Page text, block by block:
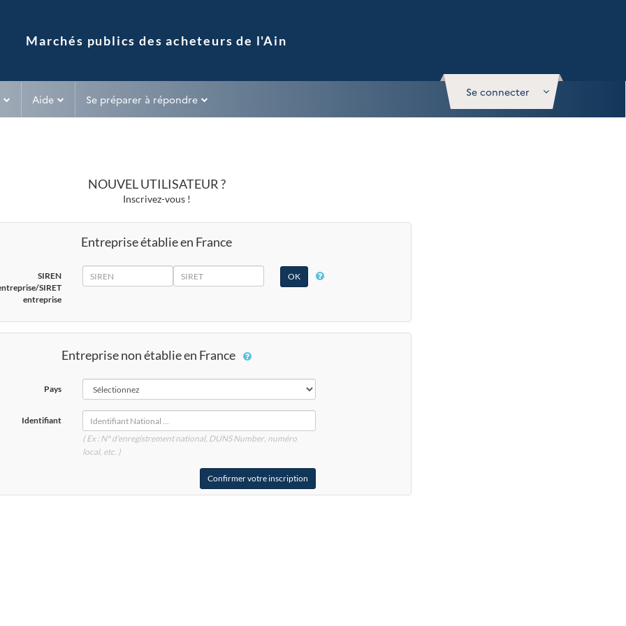
Se connecter
Aide Se préparer à répondre
NOUVEL UTILISATEUR ?
Inscrivez-vous !
Entreprise établie en France
SIREN
SIRET
entreprise
SIREN
SIRET
Entreprise non établie en France
Pays
Identifiant
( Ex : N° d'enregistrement national, DUNSNumber, numéro
local, etc. )